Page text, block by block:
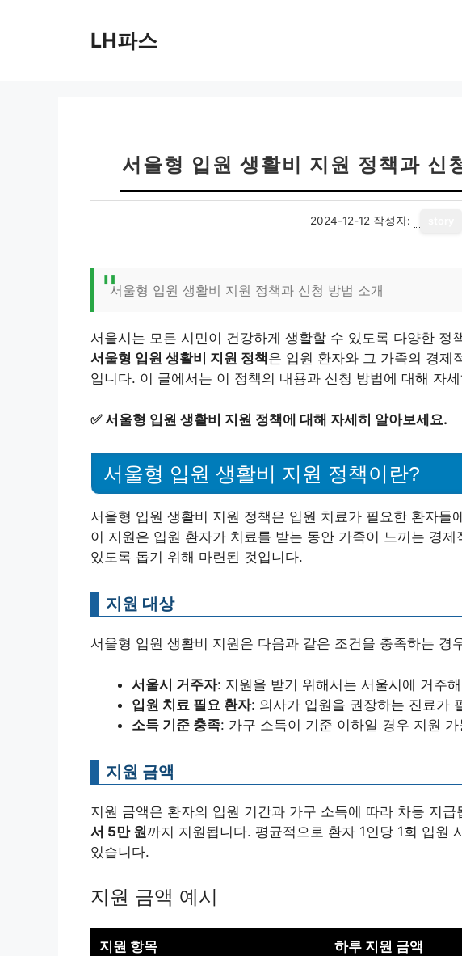
LH파스
서울형 입원 생활비 지원 정책과 신
2024-12-12 작성자:
서울형 입원 생활비 지원 정책과 신청 방법 소개
서울시는 모든 시민이 건강하게 생활할 수 있도록 다양한 정
서울형 입원 생활비 지원 정책은 입원 환자와 그 가족의 경제
입니다. 이 글에서는 이 정책의 내용과 신청 방법에 대해 자
✅서울형 입원 생활비 지원 정책에 대해 자세히 알아보세요.
서울형 입원 생활비 지원 정책이란?
서울형 입원 생활비 지원 정책은 입원 치료가 필요한 환자들
이 지원은 입원 환자가 치료를 받는 동안 가족이 느끼는 경
있도록 돕기 위해 마련된 것입니다.
지원 대상
서울형 입원 생활비 지원은 다음과 같은 조건을 충족하는 경
서울시 거주자: 지원을 받기 위해서는 서울시에 거주
입원 치료 필요 환자: 의사가 입원을 권장하는 진료가
소득 기준 충족: 가구 소득이 기준 이하일 경우 지원
지원 금액
지원 금액은 환자의 입원 기간과 가구 소득에 따라 차등 지
서 5만 원까지 지원됩니다. 평균적으로 환자 1인당 1회 입원
있습니다.
지원 금액 예시
지원 항목 하루 지원 금액